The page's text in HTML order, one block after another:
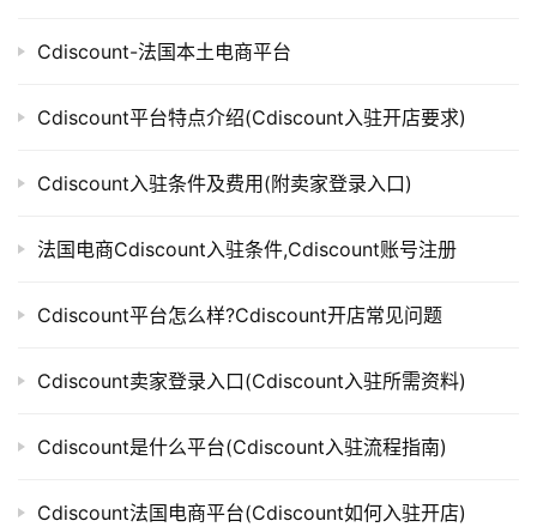
Cdiscount-法国本土电商平台
Cdiscount平台特点介绍(Cdiscount入驻开店要求)
Cdiscount入驻条件及费用(附卖家登录入口)
法国电商Cdiscount入驻条件,Cdiscount账号注册
Cdiscount平台怎么样?Cdiscount开店常见问题
Cdiscount卖家登录入口(Cdiscount入驻所需资料)
Cdiscount是什么平台(Cdiscount入驻流程指南)
Cdiscount法国电商平台(Cdiscount如何入驻开店)